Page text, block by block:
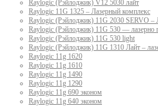
Raylogic (Рэйлоджик) V12 5030 лайт
Raylogic 11G 1325 – Лазерный комплекс
Raylogic (Рэйлоджик) 11G 2030 SERVO –
Raylogic (Рэйлоджик) 11G 530 — лазерно
Raylogic (Рэйлоджик) 11G 530 light
Raylogic (Рэйлоджик) 11G 1310 Лайт –
Raylogic 11g 1620
Raylogic 11g 1610
Raylogic 11g 1490
Raylogic 11g 1290
Raylogic 11g 690 эконом
Raylogic 11g 640 эконом